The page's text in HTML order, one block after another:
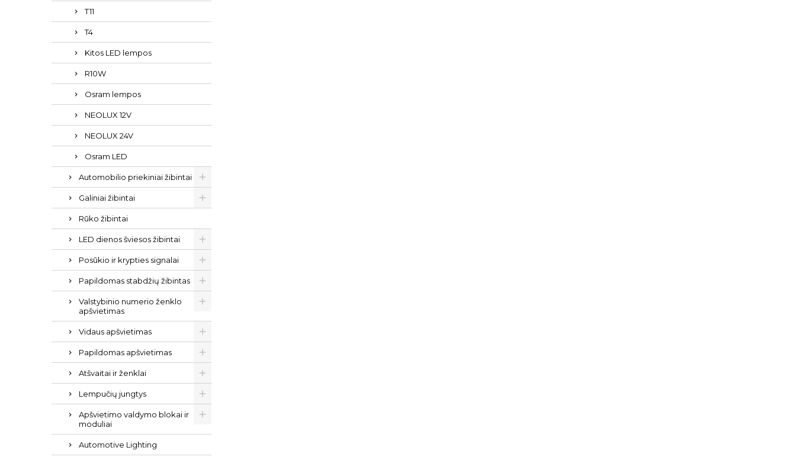
T11
T4
Kitos LED lempos
R10W
Osram lempos
NEOLUX 12V
NEOLUX 24V
Osram LED
Automobilio priekiniai žibintai
Galiniai žibintai
Rūko žibintai
LED dienos šviesos žibintai
Posūkio ir krypties signalai
Papildomas stabdžių žibintas
Valstybinio numerio ženklo
apšvietimas
Vidaus apšvietimas
Papildomas apšvietimas
Atšvaitai ir ženklai
Lempučių jungtys
Apšvietimo valdymo blokai ir
moduliai
Automotive Lighting